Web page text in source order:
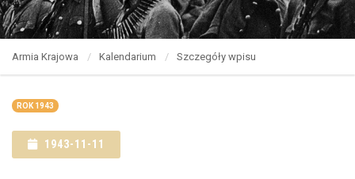
Armia Krajowa Kalendarium Szczegóły wpisu
ROK 1943
1943-11-11